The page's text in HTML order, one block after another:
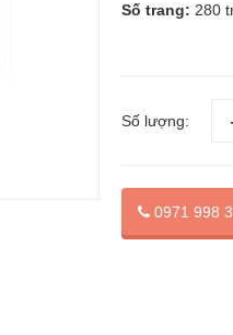
Số trang: 280
Số lượng:
0971 998